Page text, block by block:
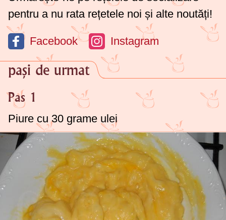
pentru a nu rata rețetele noi și alte noutăți!
Facebook Instagram
pași de urmat
Pas 1
Piure cu30 grame ulei